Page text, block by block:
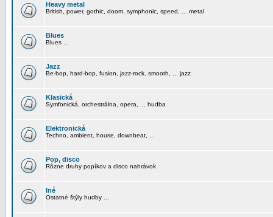
Heavy metal
British, power, gothic, doom, symphonic, speed, ... metal
Blues
Blues ...
Jazz
Be-bop, hard-bop, fusion, jazz-rock, smooth, ... jazz
Klasická
Symfonická, orchestrálna, opera, ... hudba
Elektronická
Techno, ambient, house, downbeat, ...
Pop, disco
Rôzne druhy popíkov a disco nahrávok
Iné
Ostatné štýly hudby ...